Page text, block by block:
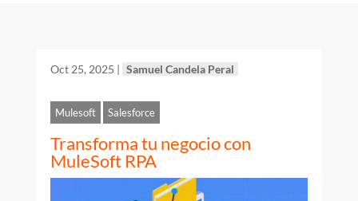
Oct 25, 2025 | Samuel Candela Peral
Mulesoft Salesforce
Transforma tu negocio con
MuleSoft RPA